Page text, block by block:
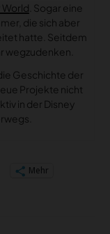
World . Sogar eine
die sich aber
hatte. Seitdem
wegzudenken.
Geschichte der
Projekte nicht
in der Disney
Mehr